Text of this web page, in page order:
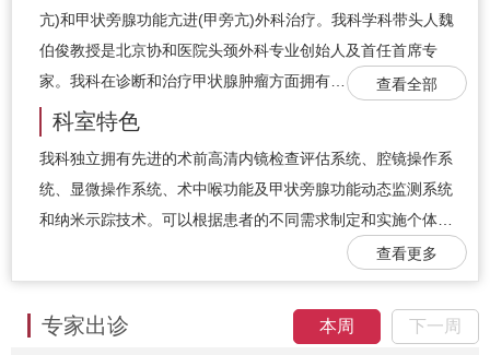
亢)和甲状旁腺功能亢进(甲旁亢)外科治疗。我科学科带头人魏
伯俊教授是北京协和医院头颈外科专业创始人及首任首席专
家。我科在诊断和治疗甲状腺肿瘤方面拥有…
查看全部
科室特色
我科独立拥有先进的术前高清内镜检查评估系统、腔镜操作系
统、显微操作系统、术中喉功能及甲状旁腺功能动态监测系统
和纳米示踪技术。可以根据患者的不同需求制定和实施个体…
查看更多
本周 下一周
专家出诊